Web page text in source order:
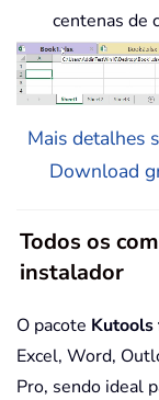
centenas de
Mais detalhes
Download
Todos os
instalador
O pacote
Excel, Word,
Pro, sendo ideal